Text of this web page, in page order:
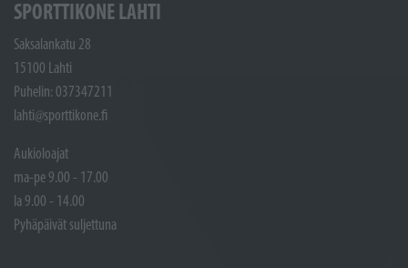
SPORTTIKONE LAHTI
Saksalankatu 28
15100 Lahti
Puhelin: 037347211
lahti@sporttikone.fi
Aukioloajat
ma-pe 9.00 - 17.00
la 9.00 - 14.00
Pyhäpäivät suljettuna